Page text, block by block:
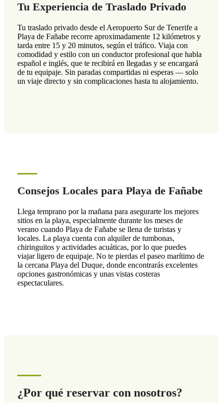
Tu Experiencia de Traslado Privado
Tu traslado privado desde el Aeropuerto Sur de Tenerife a
Playa de Fañabe recorre aproximadamente 12 kilómetros y
tarda entre 15 y 20 minutos, según el tráfico. Viaja con
comodidad y estilo con un conductor profesional que habla
español e inglés, que te recibirá en llegadas y se encargará
de tu equipaje. Sin paradas compartidas ni esperas — solo
un viaje directo y sin complicaciones hasta tu alojamiento.
Consejos Locales para Playa de Fañabe
Llega temprano por la mañana para asegurarte los mejores
sitios en la playa, especialmente durante los meses de
verano cuando Playa de Fañabe se llena de turistas y
locales. La playa cuenta con alquiler de tumbonas,
chiringuitos y actividades acuáticas, por lo que puedes
viajar ligero de equipaje. No te pierdas el paseo marítimo de
la cercana Playa del Duque, donde encontrarás excelentes
opciones gastronómicas y unas vistas costeras
espectaculares.
¿Por qué reservar con nosotros?